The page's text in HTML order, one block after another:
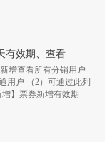
有效期、查看
增查看所有分销用户
用户 （2）可通过此列
】票券新增有效期